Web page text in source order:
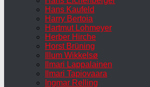
Hans Kaufeld
Harry Bertoia
Hartmut Lohmeyer
Herber Hirche
Horst Brüning
Illum Wikkelsø
Ilmari Lappalainen
Ilmari Tapiovaara
Ingmar Relling